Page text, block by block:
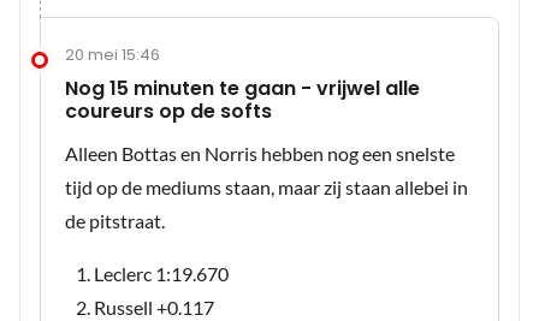
20 mei 15:46
Nog 15 minuten te gaan - vrijwel alle
coureurs op de softs
Alleen Bottas en Norris hebben nog een snelste
tijd op de mediums staan, maar zij staan allebei in
de pitstraat.
Leclerc 1:19.670
Russell +0.117